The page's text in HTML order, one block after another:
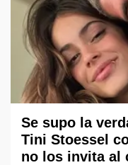
Se supo la
Tini Stoessel
no los invita al